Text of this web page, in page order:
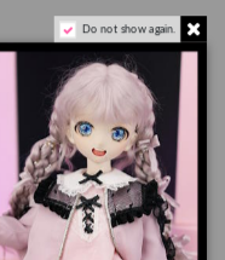
Do not show again.